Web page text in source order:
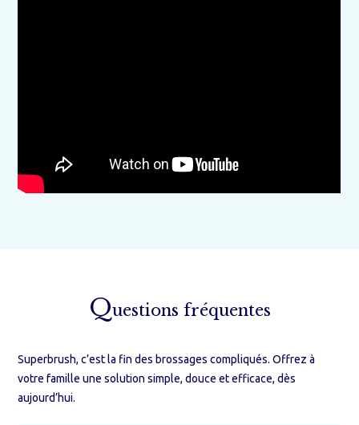
Questions fréquentes
Superbrush, c’est la fin des brossages compliqués. Offrez à
votre famille une solution simple, douce et efficace, dès
aujourd’hui.